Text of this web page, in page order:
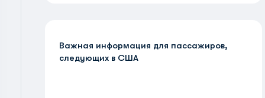
Важная информация для пассажиров,
следующих в США